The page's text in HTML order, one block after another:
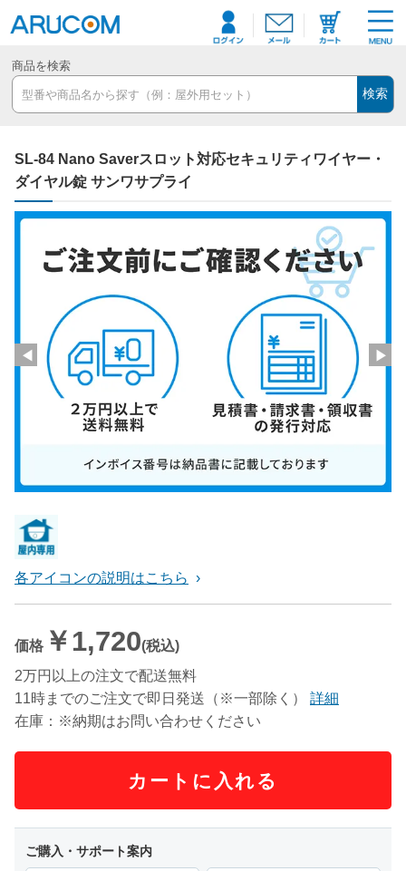
商品を検索
検索
SL-84 Nano Saverスロット対応セキュリティワイヤー・
ダイヤル錠 サンワサプライ
◀ ▶
各アイコンの説明はこちら
価格 ￥1,720(税込)
2万円以上の注文で配送無料
11時までのご注文で即日発送（※一部除く）
詳細
在庫：※納期はお問い合わせください
カートに入れる